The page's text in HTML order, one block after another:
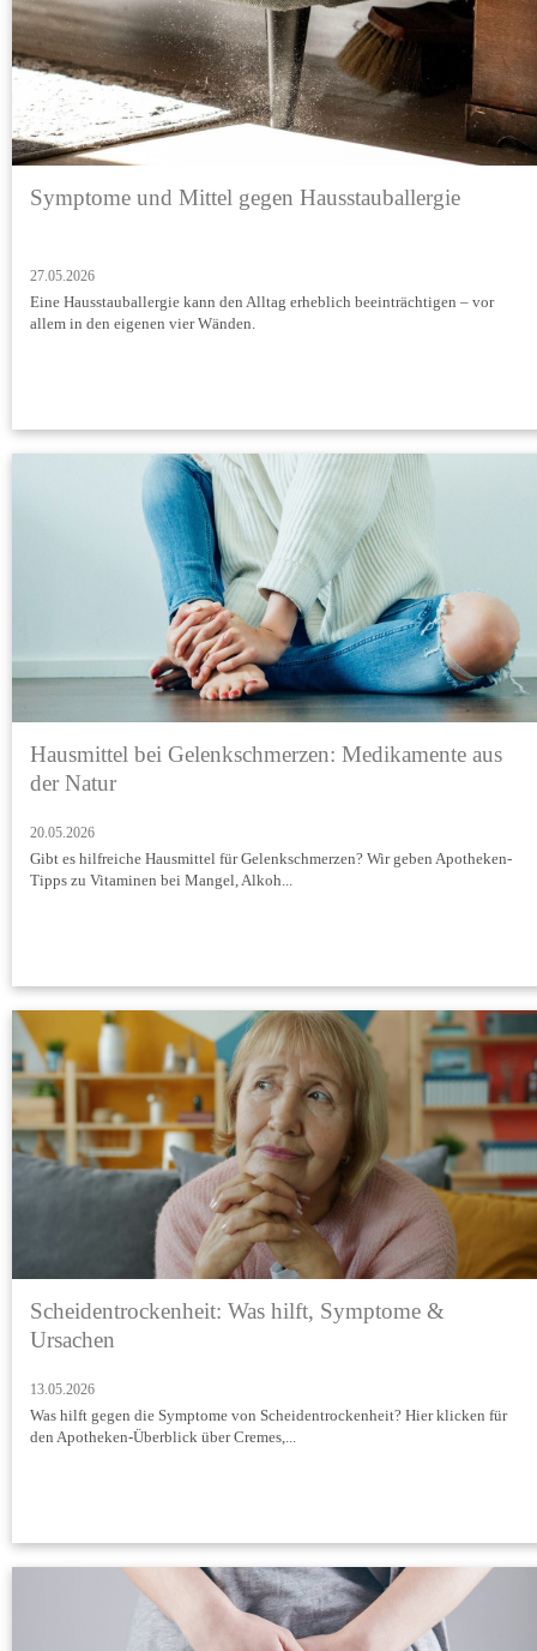
Symptome und Mittel gegen Hausstauballergie
27.05.2026
Eine Hausstauballergie kann den Alltag erheblich beeinträchtigen – vor
allem in den eigenen vier Wänden.
Hausmittel bei Gelenkschmerzen: Medikamente aus
der Natur
20.05.2026
Gibt es hilfreiche Hausmittel für Gelenkschmerzen? Wir geben Apotheken-
Tipps zu Vitaminen bei Mangel, Alkoh...
Scheidentrockenheit: Was hilft, Symptome &
Ursachen
13.05.2026
Was hilft gegen die Symptome von Scheidentrockenheit? Hier klicken für
den Apotheken-Überblick über Cremes,...